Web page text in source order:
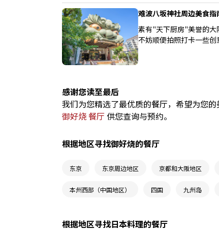
难波八坂神社周边美食指
素有"天下厨房"美誉的大
不妨顺便拍照打卡一些创
感谢您读至最后
我们为您精选了最优质的餐厅，希望为您
御好烧 餐厅 供您查询与预约。
根据地区寻找御好烧的餐厅
东京 东京周边地区 京都和大阪地区
本州西部（中国地区） 四国 九州岛
根据地区寻找日本料理的餐厅